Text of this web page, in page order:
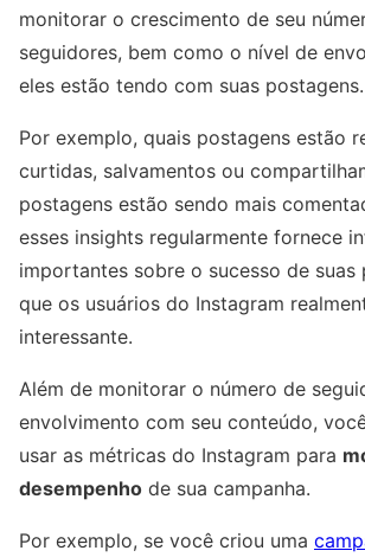
monitorar o crescimento de seu
seguidores, bem como o nível de
eles estão tendo com suas postagens.
Por exemplo, quais postagens estão
curtidas, salvamentos ou
postagens estão sendo mais
esses insights regularmente fornece
importantes sobre o sucesso de suas
que os usuários do Instagram
interessante.
Além de monitorar o número de
envolvimento com seu conteúdo,
usar as métricas do Instagram para
desempenho de sua campanha.
Por exemplo, se você criou uma